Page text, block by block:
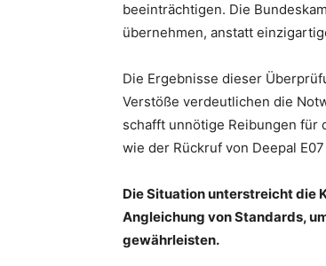
beeinträchtigen. Die
übernehmen, anstatt
Die Ergebnisse dieser
Verstöße verdeutlichen die
schafft unnötige Reibungen
wie der Rückruf von Deepal
Die Situation unterstreicht die
Angleichung von Standards,
gewährleisten.